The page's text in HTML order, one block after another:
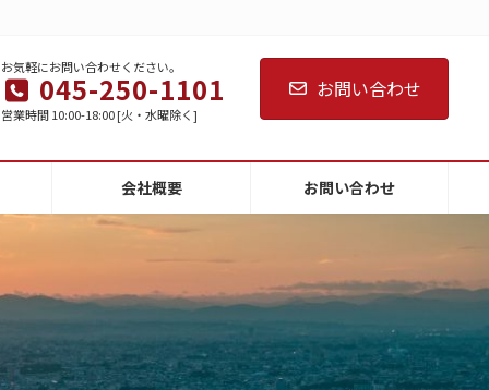
お気軽にお問い合わせください。
045-250-1101
営業時間 10:00-18:00 [火・水曜除く]
お問い合わせ
会社概要 お問い合わせ